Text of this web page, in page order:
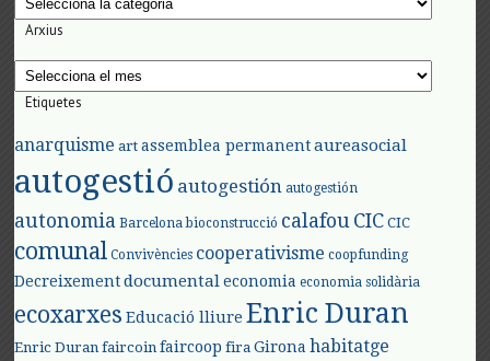
Arxius
Arxius
Etiquetes
anarquisme art assemblea permanent aureasocial
autogestió autogestión autogestión
autonomia Barcelona bioconstrucció calafouCIC CIC
comunal Convivències cooperativisme coopfunding
Decreixement documental economia economia solidària
ecoxarxes Educació lliure Enric Duran
Enric Duran faircoin faircoop fira Girona habitatge